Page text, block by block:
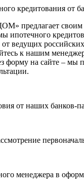
кредитования от
предлагает своим
ипотечного
от ведущих
к нашим
форму на сайте – мы
от наших банков-
менеджера в